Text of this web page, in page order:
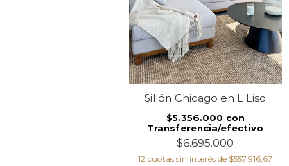
Sillón Chicago en L Liso
$6.695.000
$5.356.000 con
Transferencia/efectivo
12 cuotas sin interés de $557.916,67